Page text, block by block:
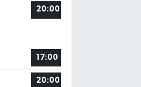
20:00
17:00
20:00